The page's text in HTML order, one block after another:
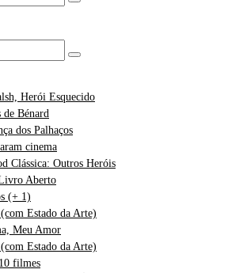
Herói Esquecido
de Bénard
dos Palhaços
cinema
Clássica: Outros Heróis
Aberto
(+ 1)
Estado da Arte)
Meu Amor
Estado da Arte)
filmes